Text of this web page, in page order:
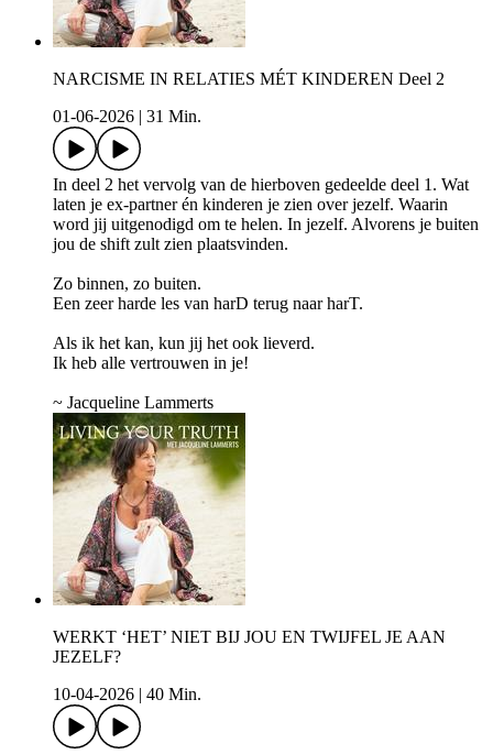
NARCISME IN RELATIES MÉT KINDEREN Deel 2
01-06-2026
31 Min.
In deel 2 het vervolg van de hierboven gedeelde deel 1. Wat
laten je ex-partner én kinderen je zien over jezelf. Waarin
word jij uitgenodigd om te helen. In jezelf. Alvorens je buiten
jou de shift zult zien plaatsvinden.
Zo binnen, zo buiten.
Een zeer harde les van harD terug naar harT.
Als ik het kan, kun jij het ook lieverd.
Ik heb alle vertrouwen in je!
~ Jacqueline Lammerts
WERKT ‘HET’ NIET BIJ JOU EN TWIJFEL JE AAN
JEZELF?
10-04-2026
40 Min.